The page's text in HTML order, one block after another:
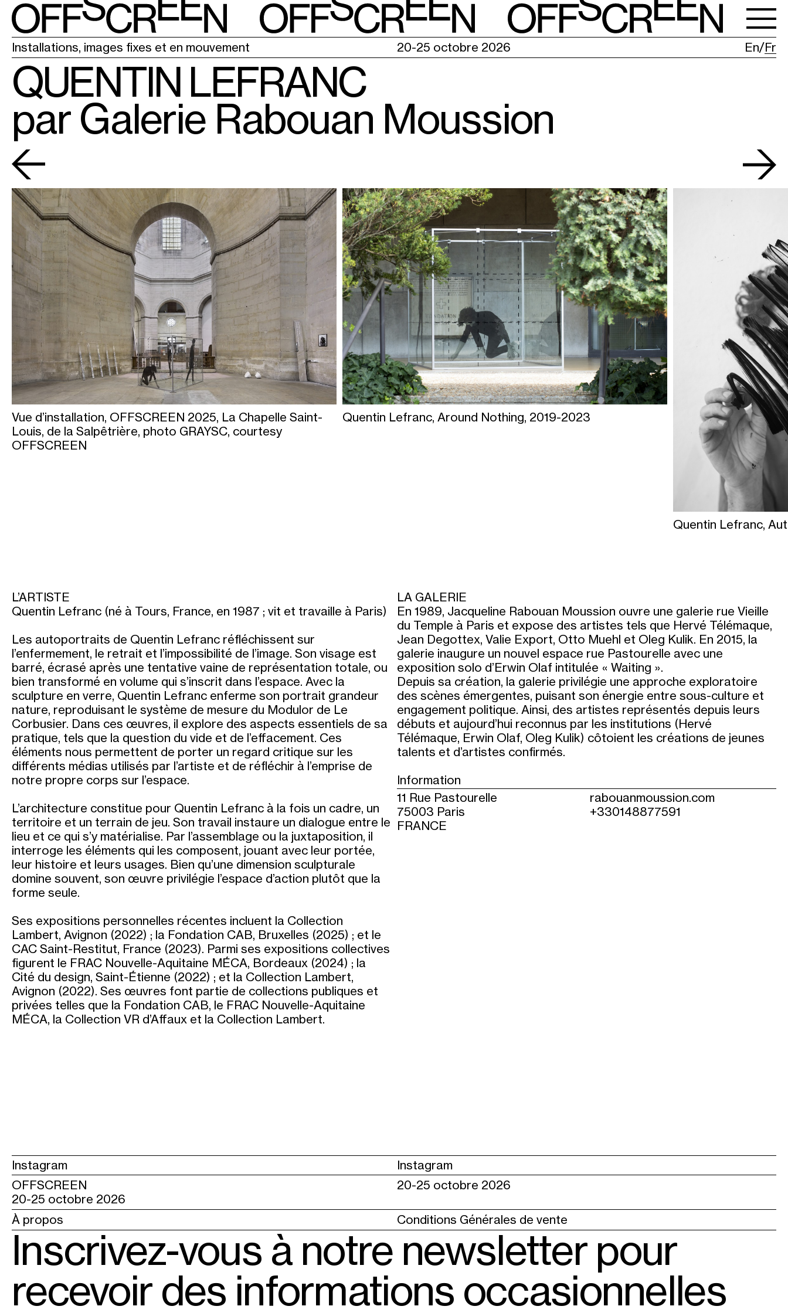
Installations, images fixes et en mouvement 20-25 octobre 2026 En Fr
LA CHAPELLE
QUENTIN LEFRANC
par Galerie Rabouan Moussion
Vue d’installation, OFFSCREEN 2025, La Chapelle Saint-
Louis, de la Salpêtrière, photo GRAYSC, courtesy
OFFSCREEN
Quentin Lefranc, Around Nothing, 2019-2023
Quentin Lefranc,
L’ARTISTE
Quentin Lefranc (né à Tours, France, en 1987 ; vit et travaille à Paris)
Les autoportraits de Quentin Lefranc réfléchissent sur
l’enfermement, le retrait et l’impossibilité de l’image. Son visage est
barré, écrasé après une tentative vaine de représentation totale, ou
bien transformé en volume qui s’inscrit dans l’espace. Avec la
sculpture en verre, Quentin Lefranc enferme son portrait grandeur
nature, reproduisant le système de mesure du Modulor de Le
Corbusier. Dans ces œuvres, il explore des aspects essentiels de sa
pratique, tels que la question du vide et de l’effacement. Ces
éléments nous permettent de porter un regard critique sur les
différents médias utilisés par l’artiste et de réfléchir à l’emprise de
notre propre corps sur l’espace.
L’architecture constitue pour Quentin Lefranc à la fois un cadre, un
territoire et un terrain de jeu. Son travail instaure un dialogue entre le
lieu et ce qui s’y matérialise. Par l’assemblage ou la juxtaposition, il
interroge les éléments qui les composent, jouant avec leur portée,
leur histoire et leurs usages. Bien qu’une dimension sculpturale
domine souvent, son œuvre privilégie l’espace d’action plutôt que la
forme seule.
Ses expositions personnelles récentes incluent la Collection
Lambert, Avignon (2022) ; la Fondation CAB, Bruxelles (2025) ; et le
CAC Saint-Restitut, France (2023). Parmi ses expositions collectives
figurent le FRAC Nouvelle-Aquitaine MÉCA, Bordeaux (2024) ; la
Cité du design, Saint-Étienne (2022) ; et la Collection Lambert,
Avignon (2022). Ses œuvres font partie de collections publiques et
privées telles que la Fondation CAB, le FRAC Nouvelle-Aquitaine
MÉCA, la Collection VR d’Affaux et la Collection Lambert.
LA GALERIE
En 1989, Jacqueline Rabouan Moussion ouvre une galerie rue Vieille
du Temple à Paris et expose des artistes tels que Hervé Télémaque,
Jean Degottex, Valie Export, Otto Muehl et Oleg Kulik. En 2015, la
galerie inaugure un nouvel espace rue Pastourelle avec une
exposition solo d’Erwin Olaf intitulée « Waiting ».
Depuis sa création, la galerie privilégie une approche exploratoire
des scènes émergentes, puisant son énergie entre sous-culture et
engagement politique. Ainsi, des artistes représentés depuis leurs
débuts et aujourd’hui reconnus par les institutions (Hervé
Télémaque, Erwin Olaf, Oleg Kulik) côtoient les créations de jeunes
talents et d’artistes confirmés.
Information
11 Rue Pastourelle
75003 Paris
FRANCE
rabouanmoussion.com
+330148877591
Instagram Instagram
OFFSCREEN
20-25 octobre 2026
20-25 octobre 2026
À propos Conditions Générales de vente
Inscrivez-vous à notre newsletter pour
recevoir des informations occasionnelles